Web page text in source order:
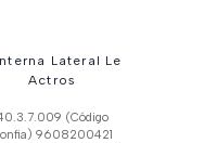
Lateral Le
Actros
(Código
9608200421